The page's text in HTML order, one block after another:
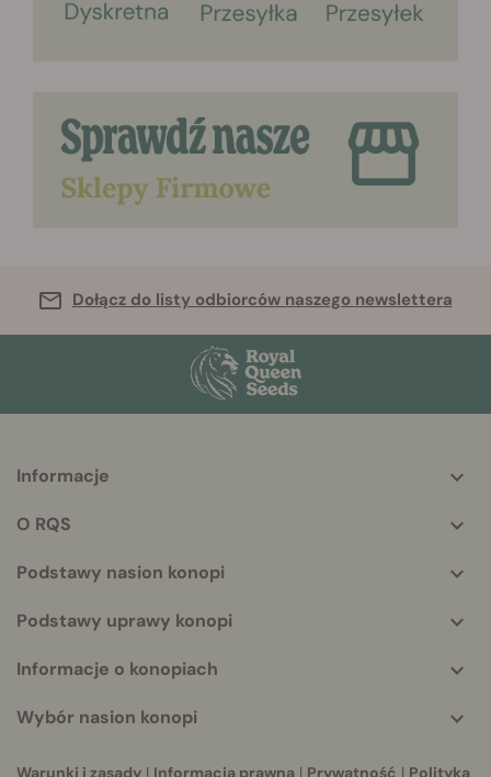
Dołącz do listy odbiorców naszego newslettera
info
Informacje
O RQS
Podstawy nasion konopi
Podstawy uprawy konopi
Informacje o konopiach
Wybór nasion konopi
Warunki i zasady | Informacja prawna | Prywatność | Polityka